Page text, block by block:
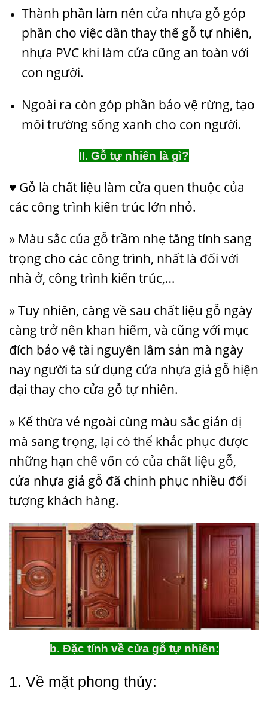
Thành phần làm nên cửa nhựa gỗ góp
phần cho việc dần thay thế gỗ tự nhiên,
nhựa PVC khi làm cửa cũng an toàn với
con người.
Ngoài ra còn góp phần bảo vệ rừng, tạo
môi trường sống xanh cho con người.
II. Gỗ tự nhiên là gì?
♥ Gỗ là chất liệu làm cửa quen thuộc của
các công trình kiến trúc lớn nhỏ.
» Màu sắc của gỗ trầm nhẹ tăng tính sang
trọng cho các công trình, nhất là đối với
nhà ở, công trình kiến trúc,…
» Tuy nhiên, càng về sau chất liệu gỗ ngày
càng trở nên khan hiếm, và cũng với mục
đích bảo vệ tài nguyên lâm sản mà ngày
nay người ta sử dụng cửa nhựa giả gỗ hiện
đại thay cho cửa gỗ tự nhiên.
» Kế thừa vẻ ngoài cùng màu sắc giản dị
mà sang trọng, lại có thể khắc phục được
những hạn chế vốn có của chất liệu gỗ,
cửa nhựa giả gỗ đã chinh phục nhiều đối
tượng khách hàng.
b. Đặc tính về cửa gỗ tự nhiên:
1. Về mặt phong thủy: